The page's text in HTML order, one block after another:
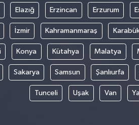
Elazığ Erzincan Erzurum
İzmir Kahramanmaraş
Konya Kütahya Malatya
Sakarya Samsun Şanlıurfa
Tunceli Uşak Van